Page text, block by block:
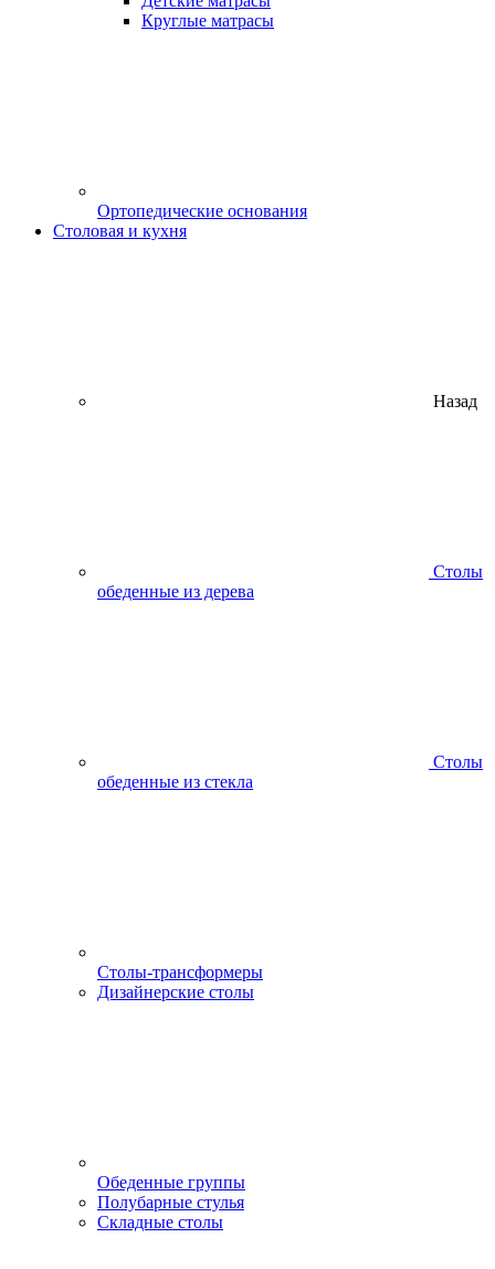
Круглые матрасы
Ортопедические основания
Столовая и кухня
Назад
Столы
обеденные из дерева
Столы
обеденные из стекла
Столы-трансформеры
Дизайнерские столы
Обеденные группы
Полубарные стулья
Складные столы